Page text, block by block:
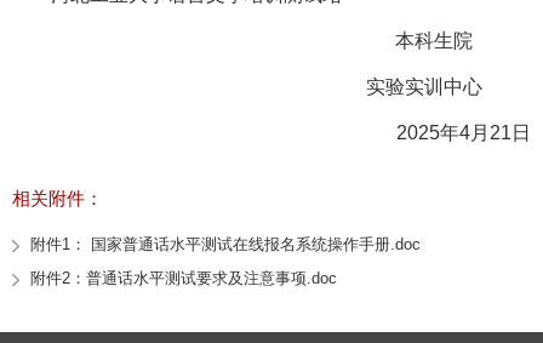
本科生院
实验实训中心
2025年4月21日
相关附件：
附件1： 国家普通话水平测试在线报名系统操作手册.doc
附件2：普通话水平测试要求及注意事项.doc